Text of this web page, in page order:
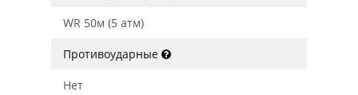
WR 50м (5 атм)
Противоударные
Нет